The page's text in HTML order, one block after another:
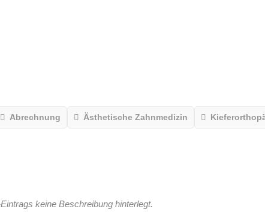
Abrechnung Ästhetische Zahnmedizin
keine Beschreibung hinterlegt.